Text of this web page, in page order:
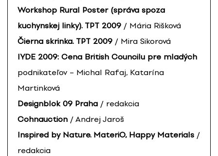
Workshop Rural Poster (správa spoza
kuchynskej linky). TPT 2009 / Mária Rišková
Čierna skrinka. TPT 2009 / Mira Sikorová
IYDE 2009: Cena British Councilu pre mladých
podnikateľov – Michal Rafaj, Katarína
Martinková
Designblok 09 Praha / redakcia
Cohnauction / Andrej Jaroš
Inspired by Nature. MateriO, Happy Materials /
redakcia